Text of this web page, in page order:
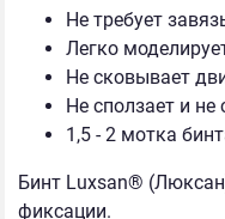
Не требует
Легко
Не сковывает
Не сползает и не
1,5 - 2 мотка
Бинт Luxsan®
фиксации.